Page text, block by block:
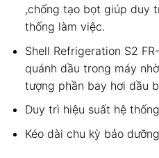
,chống tạo bọt giúp duy
thống làm việc.
Shell Refrigeration S2
quánh dầu trong máy
tượng phần bay hơi dầu
Duy trì hiệu suất hệ thống
Kéo dài chu kỳ bảo dưỡng